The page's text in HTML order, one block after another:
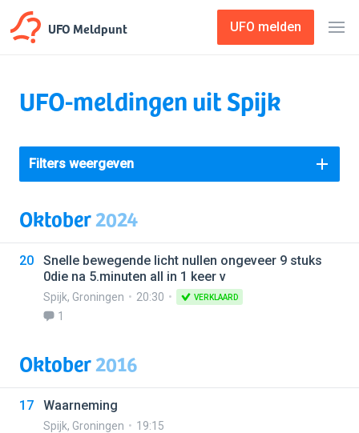
UFO Meldpunt UFO melden
UFO-meldingen uit Spijk
Filters weergeven
Oktober2024
20
Snelle bewegende licht nullen ongeveer 9 stuks
0die na 5.minuten all in 1 keer v
Spijk, Groningen 20:30 VERKLAARD
1
Oktober2016
17 Waarneming
Spijk, Groningen
19:15